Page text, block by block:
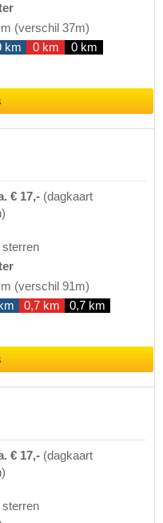
(verschil 37m)
km 0 km
0 km
€ 17,- (dagkaart
sterren
(verschil 91m)
0,7 km
0,7 km
€ 17,- (dagkaart
sterren